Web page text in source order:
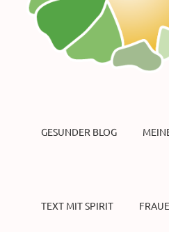
GESUNDER BLOG
TEXT MIT SPIRIT